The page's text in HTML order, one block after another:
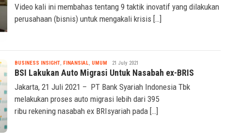
Video kali ini membahas tentang 9 taktik inovatif yang dilakukan
BUSINESS INSIGHT ,FINANSIAL,UMUMNabila21 July 2021
Jakarta, 21 Juli 2021 – PT Bank Syariah Indonesia Tbk
melakukan proses auto migrasi lebih dari 395